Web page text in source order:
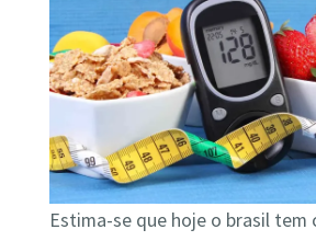
Estima-se que hoje o brasil tem